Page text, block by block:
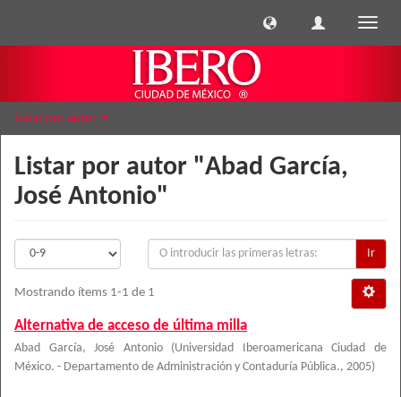
Listar por autor
Listar por autor "Abad García,
José Antonio"
Ir
Mostrando ítems 1-1 de 1
Alternativa de acceso de última milla
Abad García, José Antonio (Universidad Iberoamericana Ciudad de
México. - Departamento de Administración y Contaduría Pública., 2005)